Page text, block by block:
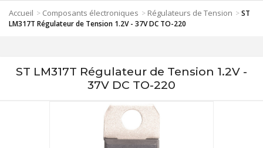
Accueil > Composants électroniques > Régulateurs de Tension >ST
LM317T Régulateur de Tension 1.2V - 37V DC TO-220
ST LM317T Régulateur de Tension 1.2V -
37V DC TO-220